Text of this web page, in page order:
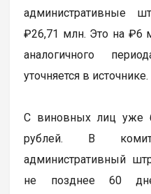
административные
₽26,71 млн. Это на ₽6
аналогичного
уточняется в источнике.
С виновных лиц уже
рублей. В
административный
не позднее 60